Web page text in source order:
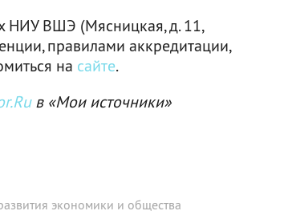
НИУ ВШЭ (Мясницкая, д. 11,
правилами аккредитации,
на сайте.
в «Мои источники»
экономики и общества